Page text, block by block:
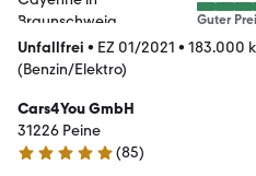
Guter
Unfallfrei • EZ 01/2021 • 183.000
(Benzin/Elektro)
Cars4You GmbH
31226 Peine
4.9 Sterne
(85)